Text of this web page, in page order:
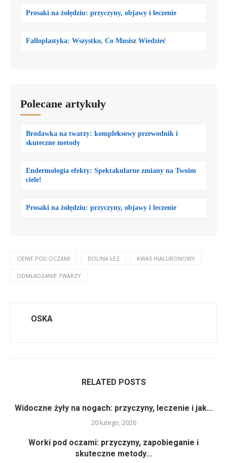
Prosaki na żołędziu: przyczyny, objawy i leczenie
Falloplastyka: Wszystko, Co Musisz Wiedzieć
Polecane artykuły
Brodawka na twarzy: kompleksowy przewodnik i
skuteczne metody
Endermologia efekty: Spektakularne zmiany na Twoim
ciele!
Prosaki na żołędziu: przyczyny, objawy i leczenie
CIENIE POD OCZAMI DOLINA ŁEZ KWAS HIALURONOWY
ODMŁADZANIE TWARZY
OSKA
RELATED POSTS
Widoczne żyły na nogach: przyczyny, leczenie i jak...
20 lutego, 2026
Worki pod oczami: przyczyny, zapobieganie i
skuteczne metody...